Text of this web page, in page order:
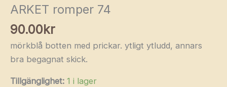
ARKET romper 74
90.00kr
mörkblå botten med prickar. ytligt ytludd, annars
bra begagnat skick.
Tillgänglighet: 1 i lager